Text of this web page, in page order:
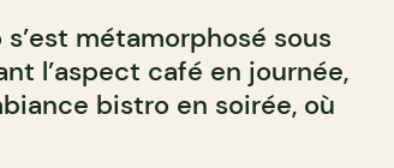
métamorphosé sous
l’aspect café en journée,
bistro en soirée, où